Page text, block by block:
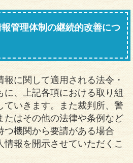
管理体制の継続的改善につ
に関して適用される法令・
に、上記各項における取り組
ていきます。また裁判所、警
たはその他の法律や条例など
つ機関から要請がある場合
報を開示させていただくこ